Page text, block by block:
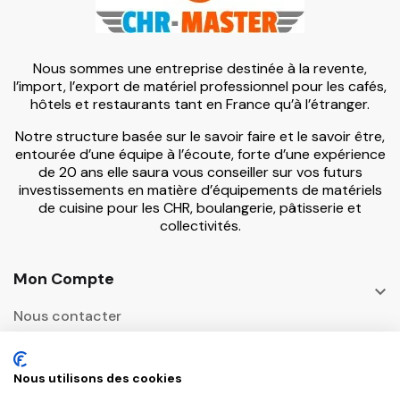
Nous sommes une entreprise destinée à la revente,
l’import, l’export de matériel professionnel pour les cafés,
hôtels et restaurants tant en France qu’à l’étranger.
Notre structure basée sur le savoir faire et le savoir être,
entourée d’une équipe à l’écoute, forte d’une expérience
de 20 ans elle saura vous conseiller sur vos futurs
investissements en matière d’équipements de matériels
de cuisine pour les CHR, boulangerie, pâtisserie et
collectivités.
Mon Compte

Nous contacter
Informations
Nous utilisons des cookies